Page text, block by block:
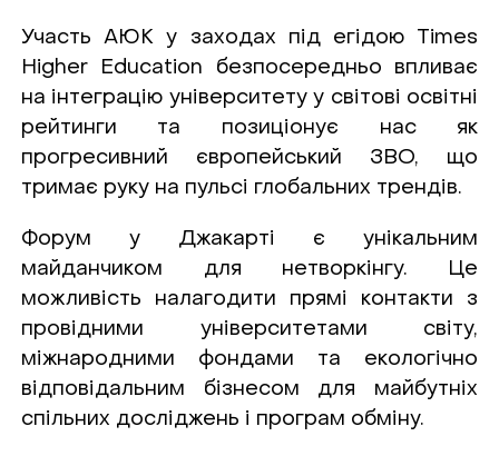
Участь АЮК у заходах під егідою Times
Higher Education безпосередньо впливає
на інтеграцію університету у світові освітні
рейтинги та позиціонує нас як
прогресивний європейський ЗВО, що
тримає руку на пульсі глобальних трендів.
Форум у Джакарті є унікальним
майданчиком для нетворкінгу. Це
можливість налагодити прямі контакти з
провідними університетами світу,
міжнародними фондами та екологічно
відповідальним бізнесом для майбутніх
спільних досліджень і програм обміну.